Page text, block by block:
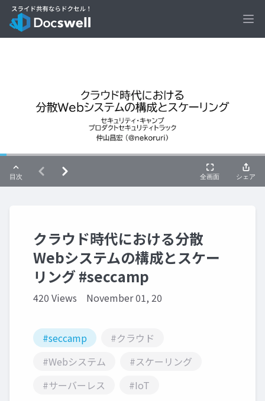
クラウド時代における分散
Webシステムの構成とスケー
リング #seccamp
420 Views November 01, 20
#seccamp
#クラウド
#Webシステム
#スケーリング
#サーバーレス
#IoT